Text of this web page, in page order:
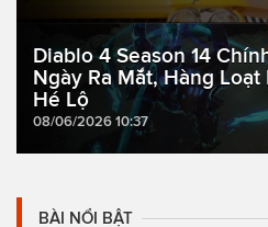
Diablo 4 Season 14
Ngày Ra Mắt, Hàng
Hé Lộ
08/06/2026 10:37
BÀI NỔI BẬT